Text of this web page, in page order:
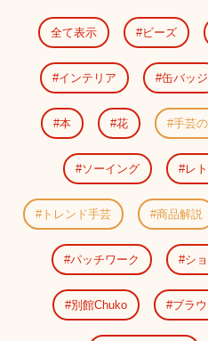
全て表示 ビーズ
インテリア 缶バッジ
本 花 手芸
ソーイング レ
トレンド手芸 商品解説
パッチワーク シ
別館Chuko ブラウ